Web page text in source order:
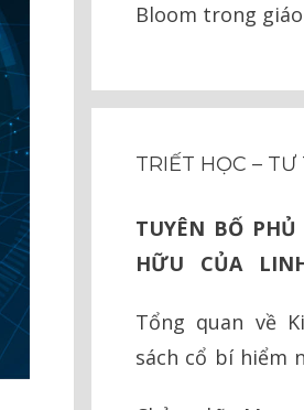
Bloom trong
TRIẾT HỌC – TƯ
TUYÊN BỐ
HỮU CỦA
Tổng quan về
sách cổ bí hiểm